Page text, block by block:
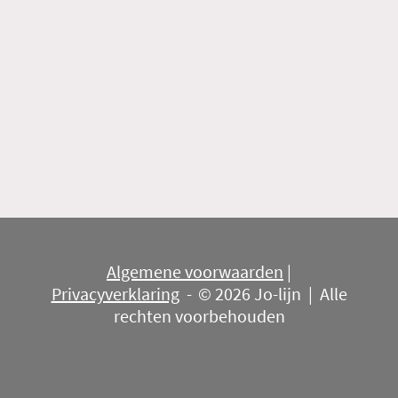
Algemene voorwaarden |
Privacyverklaring- © 2026 Jo-lijn | Alle
rechten voorbehouden